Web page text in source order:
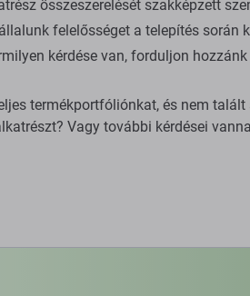
összeszerelését szakképzett
felelősséget a telepítés során
kérdése van, forduljon hozzánk
termékportfóliónkat, és nem
Vagy további kérdései